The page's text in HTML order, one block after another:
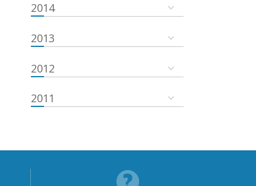
2014
2013
2012
2011